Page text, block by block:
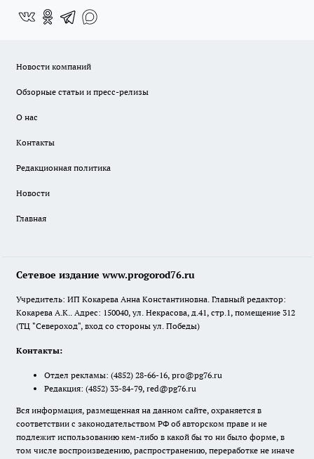
Новости компаний
Обзорные статьи и пресс-релизы
О нас
Контакты
Редакционная политика
Новости
Главная
Сетевое издание www.progorod76.ru
Учредитель: ИП Кокарева Анна Константиновна. Главный редактор:
Кокарева А.К.. Адрес: 150040, ул. Некрасова, д.41, стр.1, помещение 312
(ТЦ "Североход", вход со стороны ул. Победы)
Контакты:
Отдел рекламы: (4852) 28-66-16, pro@pg76.ru
Редакция: (4852) 33-84-79, red@pg76.ru
Вся информация, размещенная на данном сайте, охраняется в
соответствии с законодательством РФ об авторском праве и не
подлежит использованию кем-либо в какой бы то ни было форме, в
том числе воспроизведению, распространению, переработке не иначе